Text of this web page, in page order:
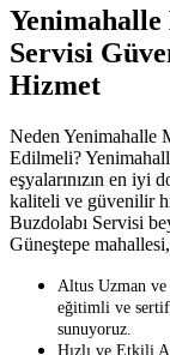
Yenimahalle
Servisi
Hizmet
Neden Yenimahalle
Edilmeli?
eşyalarınızın en iyi
kaliteli ve güvenilir
Buzdolabı Servisi
Güneştepe
Altus Uzman
eğitimli ve
sunuyoruz.
Hızlı ve Etkili